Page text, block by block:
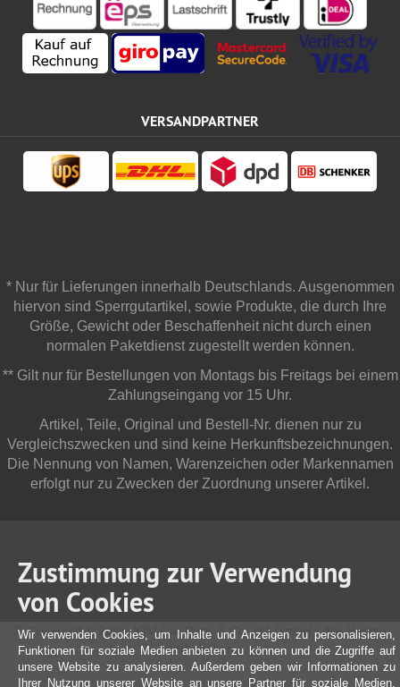
VERSANDPARTNER
* Nur für Lieferungen innerhalb Deutschlands. Ausgenommen
hiervon sind Sperrgutartikel, sowie Produkte, die durch Ihre
Größe, Gewicht oder Beschaffenheit nicht durch einen
normalen Paketdienst zugestellt werden können.
** Gilt nur für Bestellungen von Montags bis Freitags bei einem
Zahlungseingang vor 15 Uhr.
Artikel, Teile, Original und Bestell-Nr. dienen nur zu
Vergleichszwecken und sind keine Herkunftsbezeichnungen.
Die Nennung von Namen, Warenzeichen oder Markennamen
erfolgt nur zu Zwecken der Zuordnung unserer Artikel.
Copyright © 2025 JOM Car Parts & Car Hifi GmbH - Alle Rechte
vorbehalten
Zustimmung zur Verwendung
von Cookies
Wir verwenden Cookies, um Inhalte und Anzeigen zu personalisieren,
Funktionen für soziale Medien anbieten zu können und die Zugriffe auf
unsere Website zu analysieren. Außerdem geben wir Informationen zu
Ihrer Nutzung unserer Website an unsere Partner für soziale Medien,